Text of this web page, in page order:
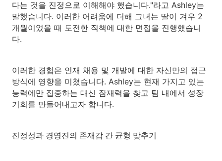
다는 것을 진정으로 이해해야 했습니다."라고 Ashley는
말했습니다. 이러한 어려움에 더해 그녀는 딸이 겨우 2
개월이었을 때 도전한 직책에 대한 면접을 진행했습니
다.
이러한 경험은 인재 채용 및 개발에 대한 자신만의 접근
방식에 영향을 미쳤습니다. Ashley는 현재 가지고 있는
능력에만 집중하는 대신 잠재력을 찾고 팀 내에서 성장
기회를 만들어내고자 합니다.
진정성과 경영진의 존재감 간 균형 맞추기